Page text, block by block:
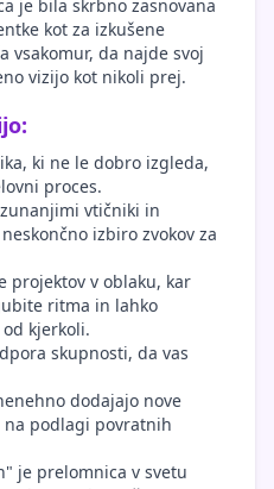
je bila skrbno zasnovana
kot za izkušene
vsakomur, da najde svoj
vizijo kot nikoli prej.
ki ne le dobro izgleda,
proces.
vtičniki in
izbiro zvokov za
projektov v oblaku, kar
ritma in lahko
kjerkoli.
skupnosti, da vas
dodajajo nove
podlagi povratnih
je prelomnica v svetu